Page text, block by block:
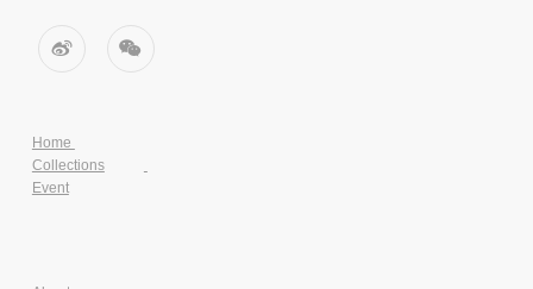
Home
Collections
Event